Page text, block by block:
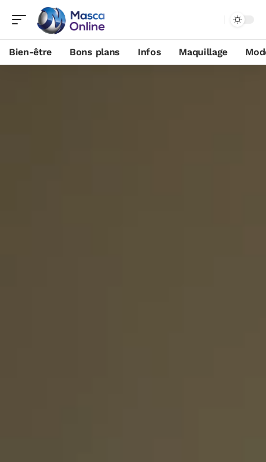
Bien-être Bons plans Infos Maquillage